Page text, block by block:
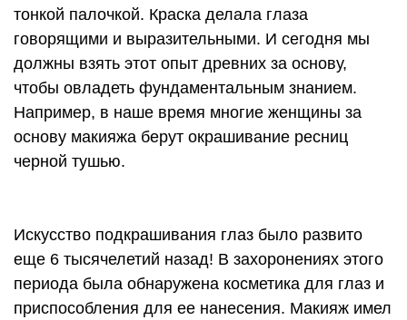
тонкой палочкой. Краска делала глаза
говорящими и выразительными. И сегодня мы
должны взять этот опыт древних за основу,
чтобы овладеть фундаментальным знанием.
Например, в наше время многие женщины за
основу макияжа берут окрашивание ресниц
черной тушью.
Искусство подкрашивания глаз было развито
еще 6 тысячелетий назад! В захоронениях этого
периода была обнаружена косметика для глаз и
приспособления для ее нанесения. Макияж имел